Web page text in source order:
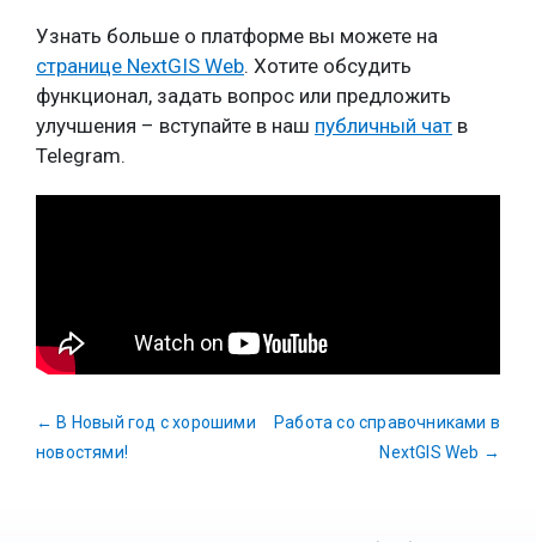
Узнать больше о платформе вы можете на
странице NextGIS Web. Хотите обсудить
функционал, задать вопрос или предложить
улучшения – вступайте в наш публичный чат в
Telegram.
← В Новый год с хорошими
новостями!
Работа со справочниками в
NextGIS Web →